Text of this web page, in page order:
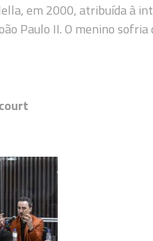
em 2000, atribuída à
Paulo II. O menino